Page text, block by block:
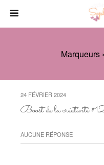
Marqueurs
24 FÉVRIER 2024
Boost de la créativité
AUCUNE RÉPONSE